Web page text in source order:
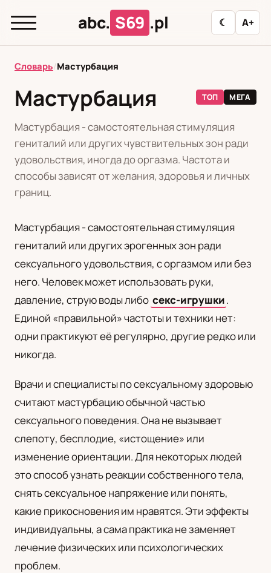
abc. S69 .pl ☾ A+
abc.
Б
Л
М Н О П Р С Т
У
Ф
Ц Ш Э
Polski Русский
Українська
Словарь/Мастурбация
Мастурбация ТОП МЕГА
Мастурбация - самостоятельная стимуляция
гениталий или других чувствительных зон ради
удовольствия, иногда до оргазма. Частота и
способы зависят от желания, здоровья и личных
границ.
Мастурбация - самостоятельная стимуляция
гениталий или других эрогенных зон ради
сексуального удовольствия, с оргазмом или без
него. Человек может использовать руки,
давление, струю воды либо секс-игрушки.
Единой «правильной» частоты и техники нет:
одни практикуют её регулярно, другие редко или
никогда.
Врачи и специалисты по сексуальному здоровью
считают мастурбацию обычной частью
сексуального поведения. Она не вызывает
слепоту, бесплодие, «истощение» или
изменение ориентации. Для некоторых людей
это способ узнать реакции собственного тела,
снять сексуальное напряжение или понять,
какие прикосновения им нравятся. Эти эффекты
индивидуальны, а сама практика не заменяет
лечение физических или психологических
проблем.